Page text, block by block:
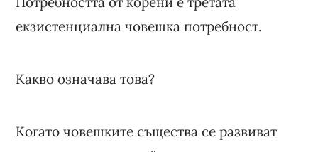
екзистенциална човешка потребност.
Какво означава това?
Когато човешките същества се развиват